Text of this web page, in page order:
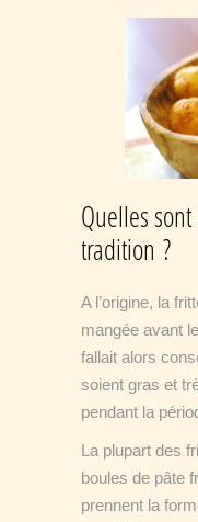
Quelles
tradition ?
A l’origine, la
mangée avant
fallait alors
soient gras et
pendant la
La plupart des
boules de pâte
prennent la